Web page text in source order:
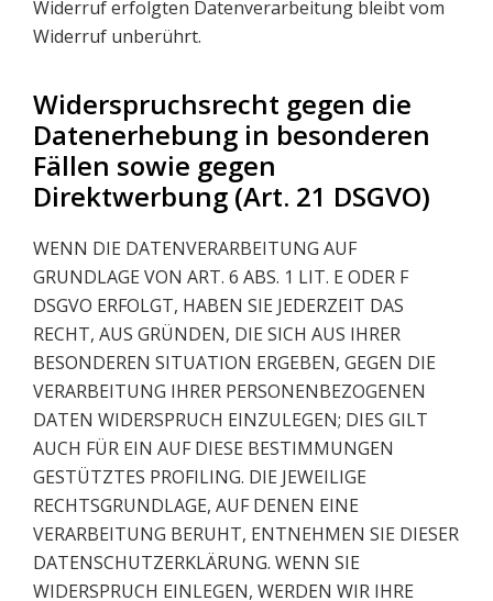
Widerruf erfolgten Datenverarbeitung bleibt vom
Widerruf unberührt.
Widerspruchsrecht gegen die
Datenerhebung in besonderen
Fällen sowie gegen
Direktwerbung (Art. 21 DSGVO)
WENN DIE DATENVERARBEITUNG AUF
GRUNDLAGE VON ART. 6 ABS. 1 LIT. E ODER F
DSGVO ERFOLGT, HABEN SIE JEDERZEIT DAS
RECHT, AUS GRÜNDEN, DIE SICH AUS IHRER
BESONDEREN SITUATION ERGEBEN, GEGEN DIE
VERARBEITUNG IHRER PERSONENBEZOGENEN
DATEN WIDERSPRUCH EINZULEGEN; DIES GILT
AUCH FÜR EIN AUF DIESE BESTIMMUNGEN
GESTÜTZTES PROFILING. DIE JEWEILIGE
RECHTSGRUNDLAGE, AUF DENEN EINE
VERARBEITUNG BERUHT, ENTNEHMEN SIE DIESER
DATENSCHUTZERKLÄRUNG. WENN SIE
WIDERSPRUCH EINLEGEN, WERDEN WIR IHRE